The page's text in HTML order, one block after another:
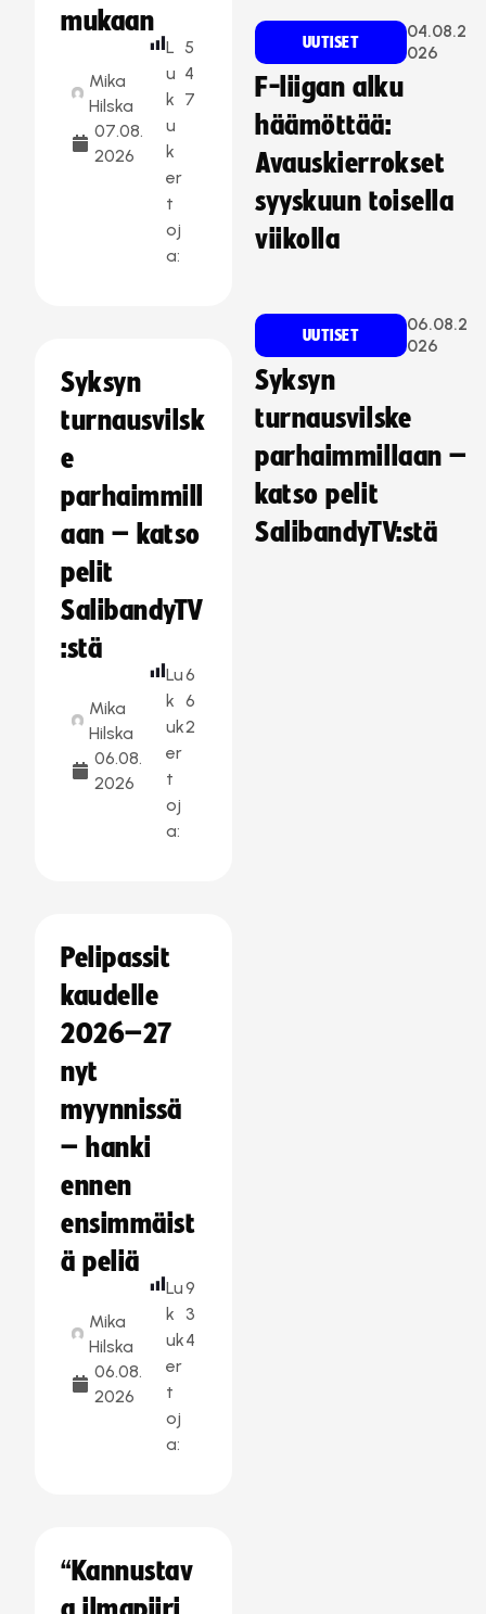
mukaan
Mika
Hilska
07.08.
2026
L
u
k
u
k
er
t
oj
a:
5
4
7
Syksyn
turnausvilsk
e
parhaimmill
aan – katso
pelit
SalibandyTV
:stä
Mika
Hilska
06.08.
2026
Lu
k
uk
er
t
oj
a:
6
6
2
Pelipassit
kaudelle
2026–27
nyt
myynnissä
– hanki
ennen
ensimmäist
ä peliä
Mika
Hilska
06.08.
2026
Lu
k
uk
er
t
oj
a:
9
3
4
“Kannustav
UUTISET
04.08.2
026
F-liigan alku
häämöttää:
Avauskierrokset
syyskuun toisella
viikolla
UUTISET
06.08.2
026
Syksyn
turnausvilske
parhaimmillaan –
katso pelit
SalibandyTV:stä